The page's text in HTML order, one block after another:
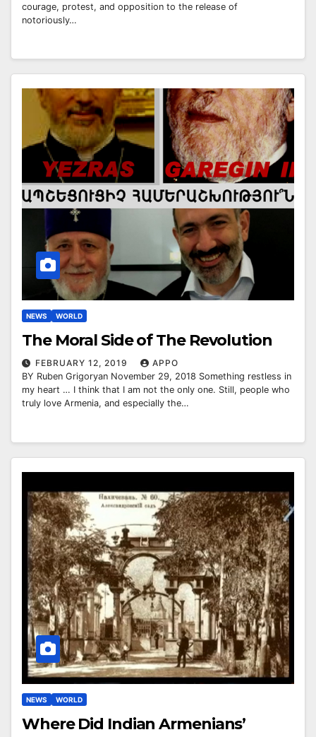
courage, protest, and opposition to the release of
notoriously…
NEWS WORLD
The Moral Side of The Revolution
FEBRUARY 12, 2019
APPO
BY Ruben Grigoryan November 29, 2018 Something restless in
my heart … I think that I am not the only one. Still, people who
truly love Armenia, and especially the…
NEWS WORLD
Where Did Indian Armenians’